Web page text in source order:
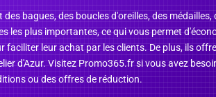
bagues, des boucles d'oreilles, des
les plus importantes, ce qui vous permet
leur achat par les clients. De plus, ils
d'Azur. Visitez Promo365.fr si vous avez
ou des offres de réduction.